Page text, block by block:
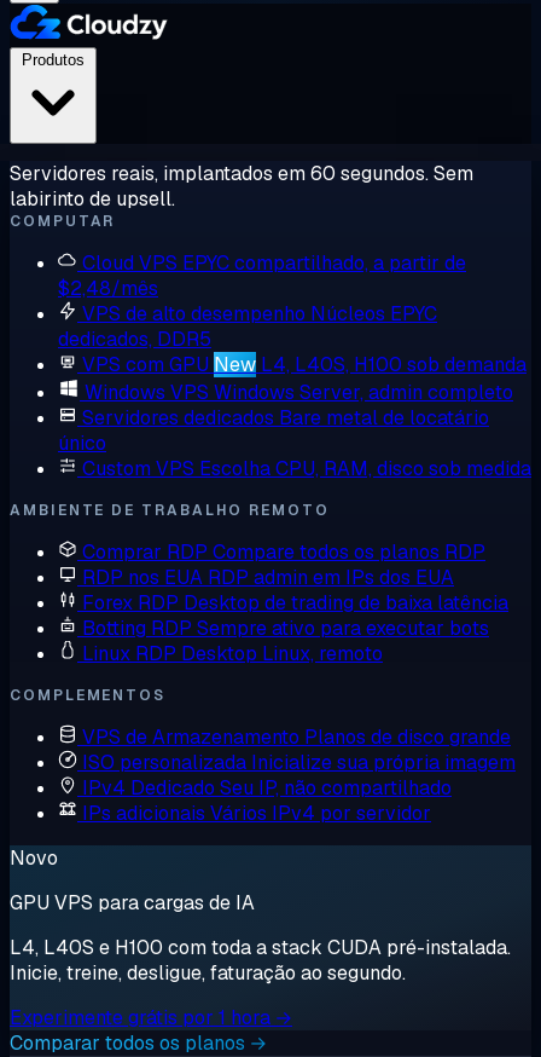
Servidores reais, implantados em 60 segundos. Sem
labirinto de upsell.
COMPUTAR
Cloud VPS EPYC compartilhado, a partir de
$2,48/mês
VPS de alto desempenho Núcleos EPYC
dedicados, DDR5
VPS com GPU New L4, L40S, H100 sob demanda
Windows VPS Windows Server, admin completo
Servidores dedicados Bare metal de locatário
único
Custom VPS Escolha CPU, RAM, disco sob medida
AMBIENTE DE TRABALHO REMOTO
Comprar RDP Compare todos os planos RDP
RDP nos EUA RDP admin em IPs dos EUA
Forex RDP Desktop de trading de baixa latência
Botting RDP Sempre ativo para executar bots
Linux RDP Desktop Linux, remoto
COMPLEMENTOS
VPS de Armazenamento Planos de disco grande
ISO personalizada Inicialize sua própria imagem
IPv4 Dedicado Seu IP, não compartilhado
IPs adicionais Vários IPv4 por servidor
Novo
GPU VPS para cargas de IA
L4, L40S e H100 com toda a stack CUDA pré-instalada.
Inicie, treine, desligue, faturação ao segundo.
Experimente grátis por 1 hora →
Comparar todos os planos →